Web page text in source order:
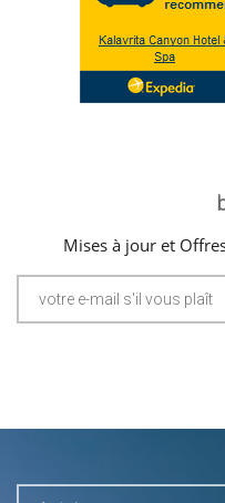
Mises à jour et